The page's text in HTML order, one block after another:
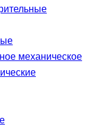
механическое